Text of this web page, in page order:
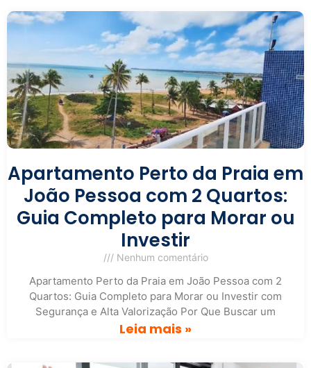
Apartamento Perto da Praia em
João Pessoa com 2 Quartos:
Guia Completo para Morar ou
Investir
Nenhum comentário
Apartamento Perto da Praia em João Pessoa com 2
Quartos: Guia Completo para Morar ou Investir com
Segurança e Alta Valorização Por Que Buscar um
Leia mais »